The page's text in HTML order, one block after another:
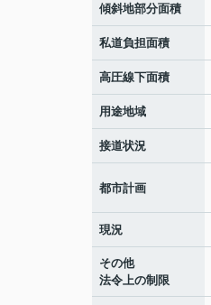
傾斜地部分面積
私道負担面積
高圧線下面積
用途地域
接道状況
都市計画
現況
その他
法令上の制限